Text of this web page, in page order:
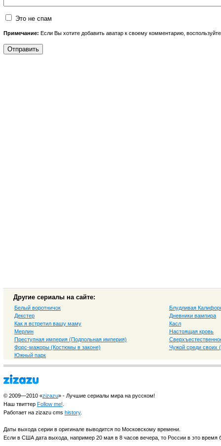
Это не спам
Примечание: Если Вы хотите добавить аватар к своему комментарию,
Другие сериалы на сайте:
Белый воротничок
Блудливая
Декстер
Дневники вампира
Как я встретил вашу маму
Касл
Мерлин
Настоящая кровь
Преступная империя (Подпольная империя)
Форс-мажоры (Костюмы в законе)
Чужой среди своих
Южный парк
© 2009—2010 «zizazu» - Лучшие сериалы мира на русском!
Наш твиттер Follow me!
Работает на zizazu cms history.
Даты выхода серии в оригинале выводится по Московскому времени.
Если в США дата выхода, например 20 мая в 8 часов вечера, то России в это время